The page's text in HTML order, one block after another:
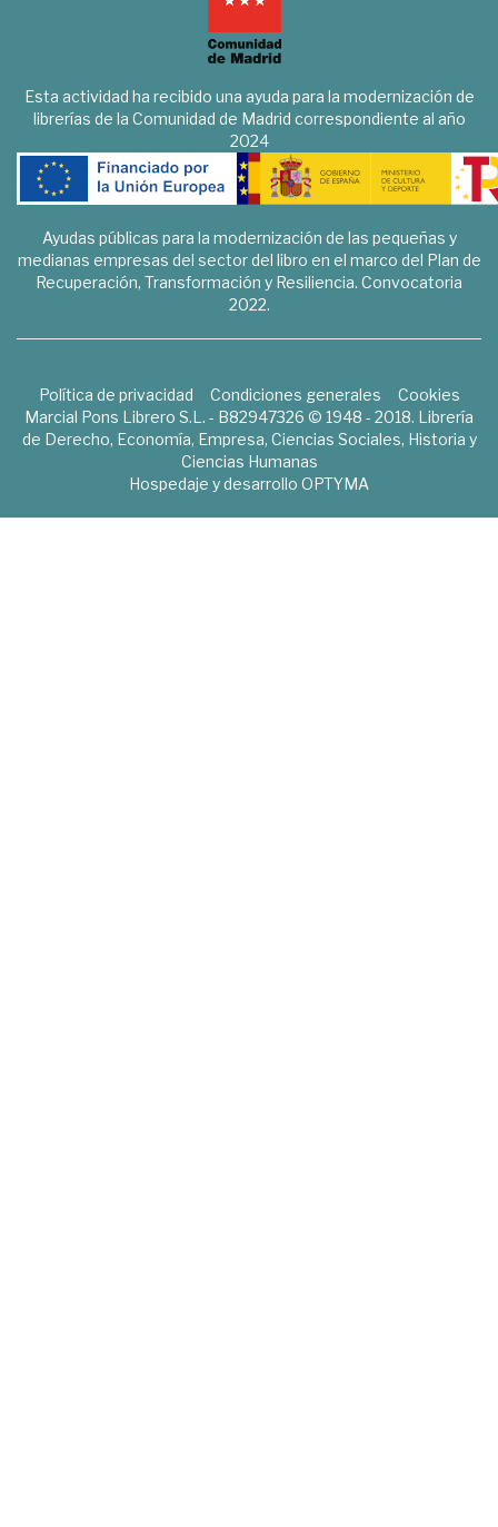
Esta actividad ha recibido una ayuda para la modernización de
librerías de la Comunidad de Madrid correspondiente al año
2024
Ayudas públicas para la modernización de las pequeñas y
medianas empresas del sector del libro en el marco del Plan de
Recuperación, Transformación y Resiliencia. Convocatoria
2022.
Política de privacidad Condiciones generales
Cookies
Marcial Pons Librero S.L. - B82947326 © 1948 - 2018. Librería
de Derecho, Economía, Empresa, Ciencias Sociales, Historia y
Ciencias Humanas
Hospedaje y desarrollo OPTYMA